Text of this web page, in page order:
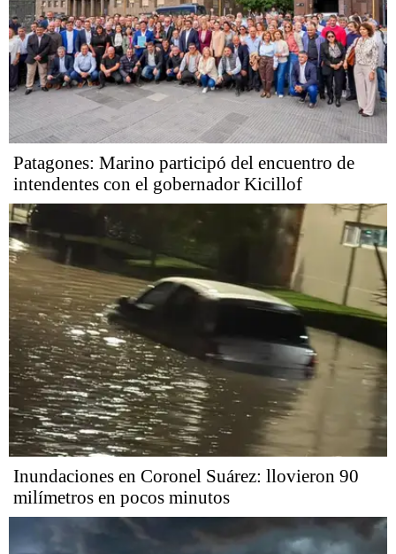
Patagones: Marino participó del encuentro de
intendentes con el gobernador Kicillof
Inundaciones en Coronel Suárez: llovieron 90
milímetros en pocos minutos